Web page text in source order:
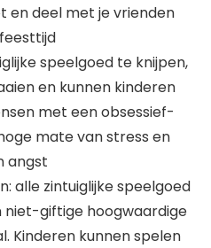
en deel met je vrienden
speelgoed te knijpen,
en kunnen kinderen
met een obsessief-
mate van stress en
angst
alle zintuiglijke speelgoed
niet-giftige hoogwaardige
Kinderen kunnen spelen